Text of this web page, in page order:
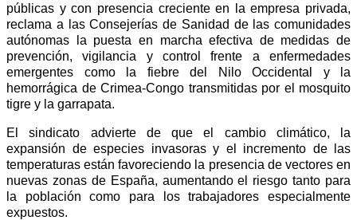
públicas y con presencia creciente en la empresa privada,
reclama a las Consejerías de Sanidad de las comunidades
autónomas la puesta en marcha efectiva de medidas de
prevención, vigilancia y control frente a enfermedades
emergentes como la fiebre del Nilo Occidental y la
hemorrágica de Crimea-Congo transmitidas por el mosquito
tigre y la garrapata.
El sindicato advierte de que el cambio climático, la
expansión de especies invasoras y el incremento de las
temperaturas están favoreciendo la presencia de vectores en
nuevas zonas de España, aumentando el riesgo tanto para
la población como para los trabajadores especialmente
expuestos.